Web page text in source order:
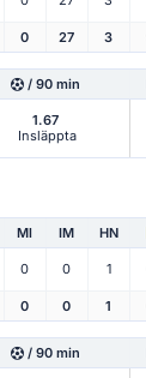
0 27 3
/ 90 min
1.67
Insläppta
Ml IM HN
0 0 1
0 0 1
/ 90 min